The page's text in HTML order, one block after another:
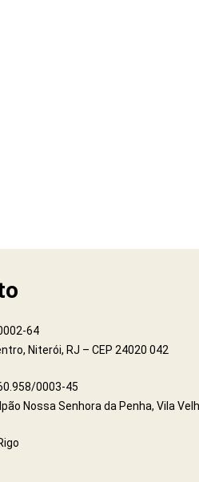
64
Niterói, RJ – CEP 24020 042
0003-45
Nossa Senhora da Penha, Vila